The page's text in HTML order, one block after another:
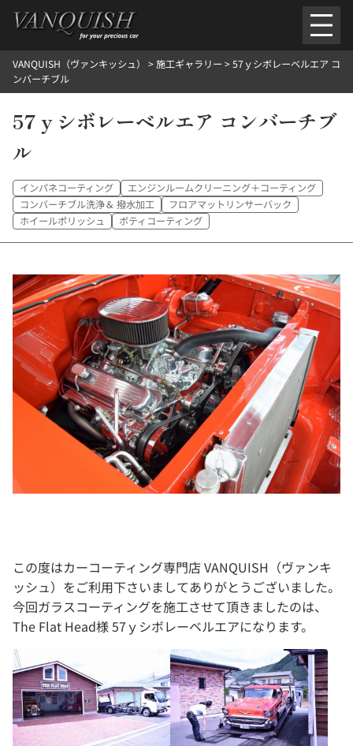
を
ごあいさつ会社案内施工環境紹介所在地
ご提供メニュー
外装のガラスコーティング施工料金ホイールコーティング施工料金
ヘッドライトクリーニング施工料金 ルームクリーニング＆コーティング施工料金
樹脂・メッシュパーツコーティング施工料金
ウインド水染み除去 ＆ 撥水施工料金
施工ギャラリー
PICKUPNOSTALGIC
お客さまの声お問い合わせ施工のご予約
VANQUISH（ヴァンキッシュ） >施工ギャラリー >57ｙシボレーベルエア コ
ンバーチブル
57ｙシボレーベルエア コンバーチブ
ル
インパネコーティング
エンジンルームクリーニング＋コーティング
コンバーチブル洗浄＆ 撥水加工
フロアマットリンサーバック
ホイールポリッシュ
ボティコーティング
この度はカーコーティング専門店 VANQUISH（ヴァンキ
ッシュ）をご利用下さいましてありがとうございました。
今回ガラスコーティングを施工させて頂きましたのは、
The Flat Head様 57ｙシボレーベルエアになります。